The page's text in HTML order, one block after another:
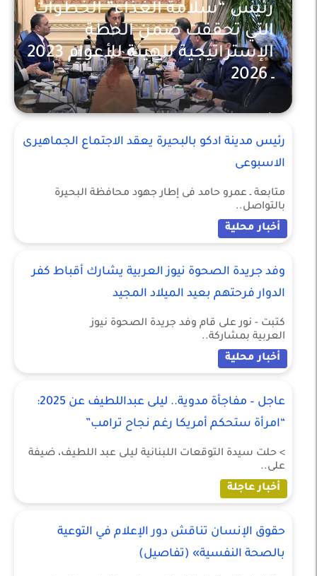
أخبار محلية
رئيس “سلامة الغذاء” الخطوات
التي تحققت ضمن الخطة
الإستراتيجية للهيئة للأعوام 2023
ـ 2026
رئيس مدينة ادكو بالبحيرة يعقد الاجتماع الجماهيرى
الاسبوعى
متابعة ـ عمرو حامد فى إطار جهود محافظة البحيرة
بالتواصل..
أخبار محلية
وفد جريدة الصحوة نيوز العربية يشارك أقباط كفر
الدوار فرحتهم بعيد الميلاد المجيد
كتبت - نور على قام وفد جريدة الصحوة نيوز
العربية بمشاركة..
أخبار محلية
عاجل – مفاجأة مدوية.. ليلى عبداللطيف عن 2025:
“امرأة ستحكم أمريكا رغم نجاح ترامب”
> حلت سيدة التوقعات اللبنانية ليلى عبد اللطيف، ضيفة
على..
أخبار عاجلة
حقوق الإنسان تناقش دور الإعلام في التوعية
بالصحة النفسية» (تفاصيل)